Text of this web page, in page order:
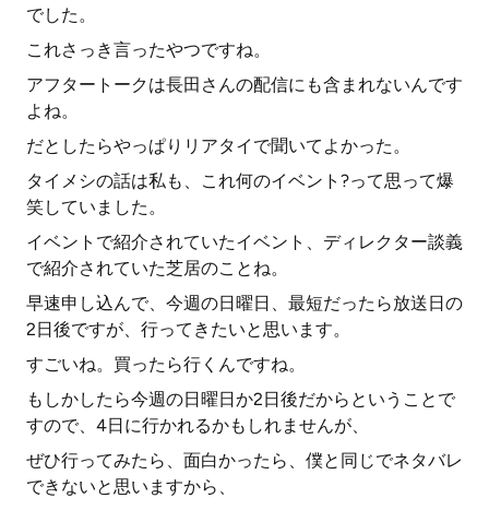
でした。
これさっき言ったやつですね。
アフタートークは長田さんの配信にも含まれないんです
よね。
だとしたらやっぱりリアタイで聞いてよかった。
タイメシの話は私も、これ何のイベント?って思って爆
笑していました。
イベントで紹介されていたイベント、ディレクター談義
で紹介されていた芝居のことね。
早速申し込んで、今週の日曜日、最短だったら放送日の
2日後ですが、行ってきたいと思います。
すごいね。買ったら行くんですね。
もしかしたら今週の日曜日か2日後だからということで
すので、4日に行かれるかもしれませんが、
ぜひ行ってみたら、面白かったら、僕と同じでネタバレ
できないと思いますから、